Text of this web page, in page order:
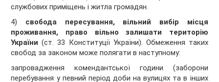
службових приміщень і житла громадян.
4) свобода пересування, вільний вибір місця
проживання, право вільно залишати територію
України (ст. 33 Конституції України). Обмеження таких
свобод за законом може полягати в наступному:
запровадження комендантської години (заборони
перебування у певний період доби на вулицях та в інших